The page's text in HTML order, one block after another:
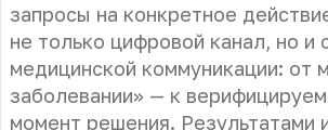
запросы на конкретное
не только цифровой канал, но и
медицинской коммуникации: от
заболевании» — к
момент решения. Результатами